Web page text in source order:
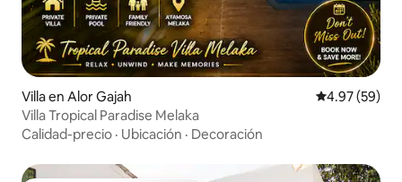
Villa en Alor Gajah Calificación
4.97 (59)
Villa Tropical Paradise Melaka
Calidad-precio · Ubicación · Decoración